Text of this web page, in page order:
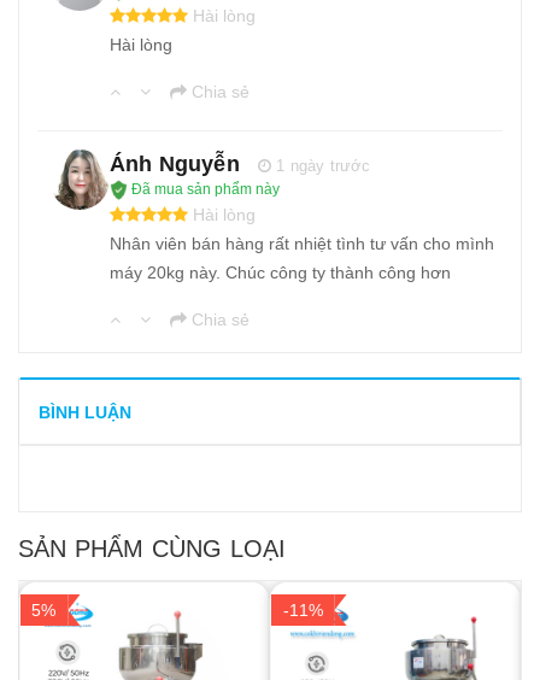
Hài lòng
Hài lòng
Chia sẻ
Ánh Nguyễn
1 ngày trước
Đã mua sản phẩm này
Hài lòng
Nhân viên bán hàng rất nhiệt tình tư vấn cho mình
máy 20kg này. Chúc công ty thành công hơn
Chia sẻ
BÌNH LUẬN
SẢN PHẨM CÙNG LOẠI
5% -11%